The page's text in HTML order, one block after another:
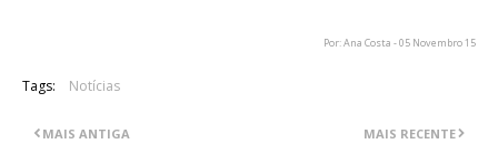
Por: Ana Costa - 05 Novembro 15
Tags: Notícias
MAIS RECENTE
MAIS ANTIGA